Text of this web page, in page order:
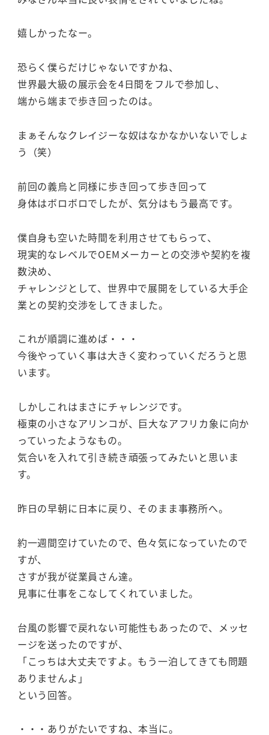
嬉しかったなー。
恐らく僕らだけじゃないですかね、
世界最大級の展示会を4日間をフルで参加し、
端から端まで歩き回ったのは。
まぁそんなクレイジーな奴はなかなかいないでしょ
う（笑）
前回の義烏と同様に歩き回って歩き回って
身体はボロボロでしたが、気分はもう最高です。
僕自身も空いた時間を利用させてもらって、
現実的なレベルでOEMメーカーとの交渉や契約を複
数決め、
チャレンジとして、世界中で展開をしている大手企
業との契約交渉をしてきました。
これが順調に進めば・・・
今後やっていく事は大きく変わっていくだろうと思
います。
しかしこれはまさにチャレンジです。
極東の小さなアリンコが、巨大なアフリカ象に向か
っていったようなもの。
気合いを入れて引き続き頑張ってみたいと思いま
す。
昨日の早朝に日本に戻り、そのまま事務所へ。
約一週間空けていたので、色々気になっていたので
すが、
さすが我が従業員さん達。
見事に仕事をこなしてくれていました。
台風の影響で戻れない可能性もあったので、メッセ
ージを送ったのですが、
「こっちは大丈夫ですよ。もう一泊してきても問題
ありませんよ」
という回答。
・・・ありがたいですね、本当に。